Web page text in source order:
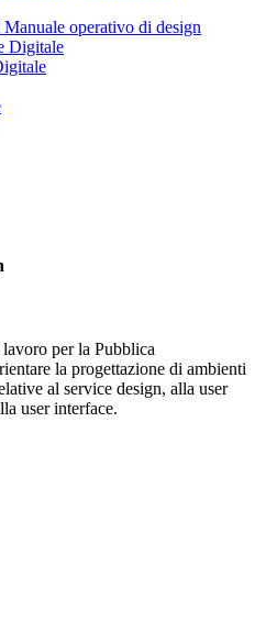
operativo di design
per la Pubblica
la progettazione di ambienti
al service design, alla user
user interface.